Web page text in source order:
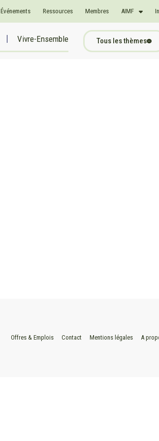
Événements Ressources Membres AIMF
Vivre-Ensemble Tous les thèmes
Offres & Emplois Contact Mentions légales A